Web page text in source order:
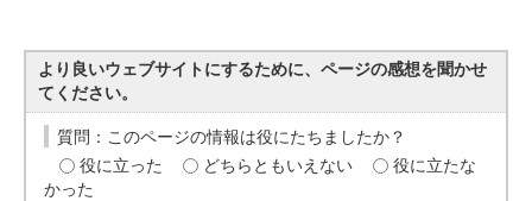
より良いウェブサイトにするために、ページの感想を聞かせ
てください。
質問：このページの情報は役にたちましたか？
役に立った
どちらともいえない
役に立たな
かった